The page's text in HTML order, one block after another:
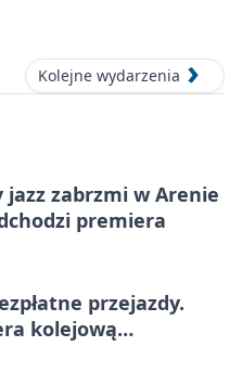
Kolejne wydarzenia
jazz zabrzmi w Arenie
premiera
przejazdy.
kolejową